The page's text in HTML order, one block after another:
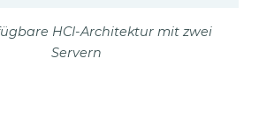
HCI-Architektur mit zwei
Servern